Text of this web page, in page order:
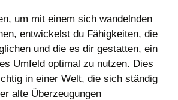
um mit einem sich wandelnden
entwickelst du Fähigkeiten, die
und die es dir gestatten, ein
Umfeld optimal zu nutzen. Dies
in einer Welt, die sich ständig
alte Überzeugungen